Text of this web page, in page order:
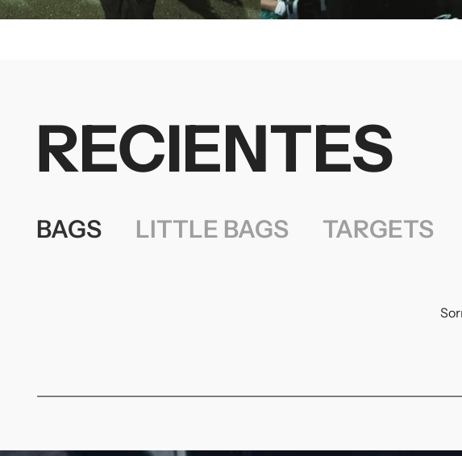
RECIENTES
BAGS LITTLE BAGS TARGETS